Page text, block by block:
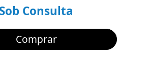
Sob Consulta
Comprar